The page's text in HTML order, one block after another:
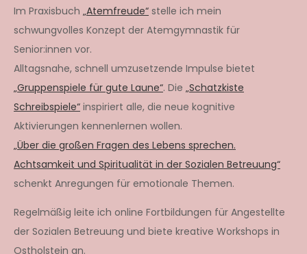
Im Praxisbuch „Atemfreude“ stelle ich mein
schwungvolles Konzept der Atemgymnastik für
Senior:innen vor.
Alltagsnahe, schnell umzusetzende Impulse bietet
„Gruppenspiele für gute Laune“. Die „Schatzkiste
Schreibspiele“ inspiriert alle, die neue kognitive
Aktivierungen kennenlernen wollen.
„Über die großen Fragen des Lebens sprechen.
Achtsamkeit und Spiritualität in der Sozialen Betreuung“
schenkt Anregungen für emotionale Themen.
Regelmäßig leite ich online Fortbildungen für Angestellte
der Sozialen Betreuung und biete kreative Workshops in
Ostholstein an.